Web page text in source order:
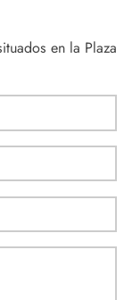
en la Plaza